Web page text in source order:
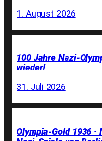
1. August 2026
100 Jahre Nazi-
wieder!
31. Juli 2026
Olympia-Gold 1936